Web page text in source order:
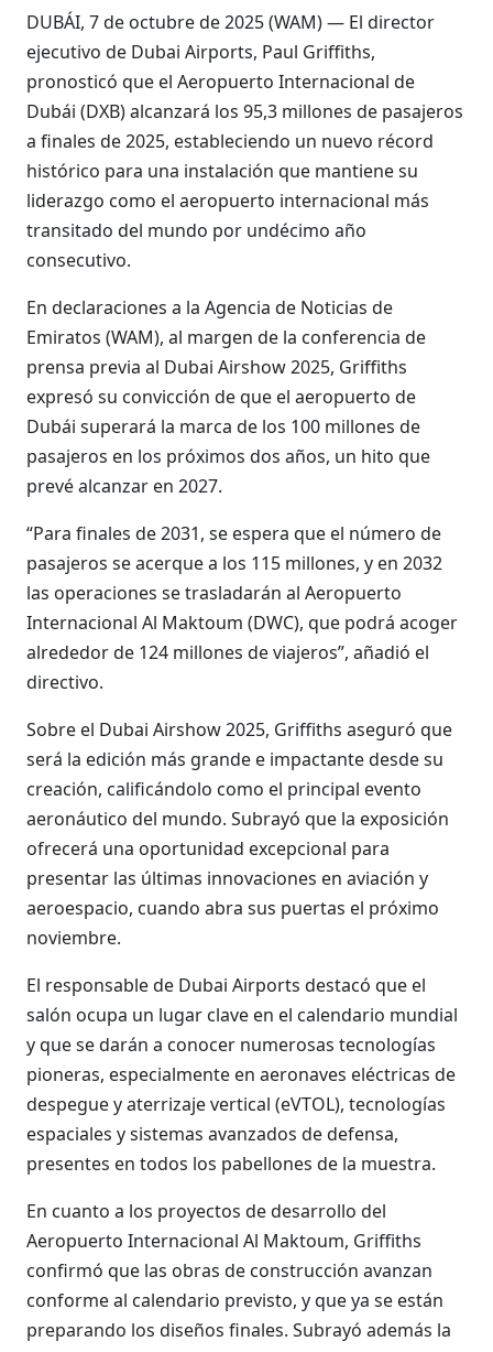
DUBÁI, 7 de octubre de 2025 (WAM) — El director
ejecutivo de Dubai Airports, Paul Griffiths,
pronosticó que el Aeropuerto Internacional de
Dubái (DXB) alcanzará los 95,3 millones de pasajeros
a finales de 2025, estableciendo un nuevo récord
histórico para una instalación que mantiene su
liderazgo como el aeropuerto internacional más
transitado del mundo por undécimo año
consecutivo.
En declaraciones a la Agencia de Noticias de
Emiratos (WAM), al margen de la conferencia de
prensa previa al Dubai Airshow 2025, Griffiths
expresó su convicción de que el aeropuerto de
Dubái superará la marca de los 100 millones de
pasajeros en los próximos dos años, un hito que
prevé alcanzar en 2027.
“Para finales de 2031, se espera que el número de
pasajeros se acerque a los 115 millones, y en 2032
las operaciones se trasladarán al Aeropuerto
Internacional Al Maktoum (DWC), que podrá acoger
alrededor de 124 millones de viajeros”, añadió el
directivo.
Sobre el Dubai Airshow 2025, Griffiths aseguró que
será la edición más grande e impactante desde su
creación, calificándolo como el principal evento
aeronáutico del mundo. Subrayó que la exposición
ofrecerá una oportunidad excepcional para
presentar las últimas innovaciones en aviación y
aeroespacio, cuando abra sus puertas el próximo
noviembre.
El responsable de Dubai Airports destacó que el
salón ocupa un lugar clave en el calendario mundial
y que se darán a conocer numerosas tecnologías
pioneras, especialmente en aeronaves eléctricas de
despegue y aterrizaje vertical (eVTOL), tecnologías
espaciales y sistemas avanzados de defensa,
presentes en todos los pabellones de la muestra.
En cuanto a los proyectos de desarrollo del
Aeropuerto Internacional Al Maktoum, Griffiths
confirmó que las obras de construcción avanzan
conforme al calendario previsto, y que ya se están
preparando los diseños finales. Subrayó además la